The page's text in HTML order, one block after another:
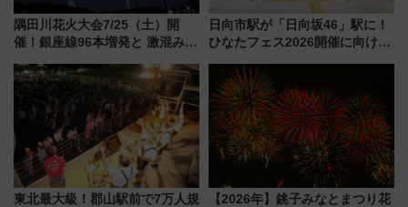
隅田川花火大会7/25（土）開
催！銀座線96本増発と 激混みの
アクセス攻略法、2万発の花火が
都心の夜に！
日向市駅が「日向坂46」駅に！
ひなたフェス2026開催に向けJR
全力応援 夜行列車「ドリーム
おひさま号」も走る
東北最大級！郡山駅前で7万人規
【2026年】銚子みなとまつり花